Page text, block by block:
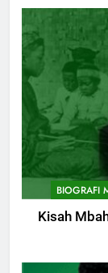
BIOGRAFI
Kisah